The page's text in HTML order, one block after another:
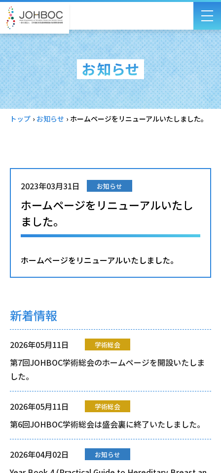
トップ › お知らせ › ホームページをリニューアルいたしました。
2023年03月31日 お知らせ
ホームページをリニューアルいたし
ました。
ホームページをリニューアルいたしました。
新着情報
2026年05月11日 学術総会
第7回JOHBOC学術総会のホームページを開設いたしま
した。
2026年05月11日 学術総会
第6回JOHBOC学術総会は盛会裏に終了いたしました。
2026年04月02日 お知らせ